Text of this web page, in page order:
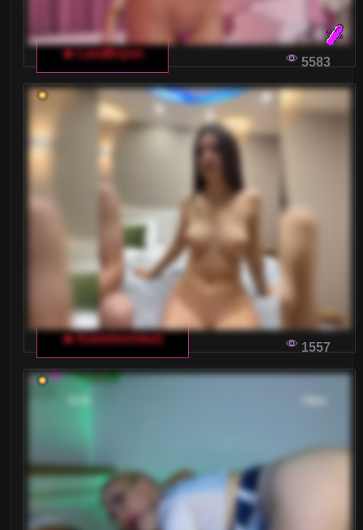
Gwizdy Porno
Kształtne
Laski
Latynoski
Małe piersi
Nastolatki 18+
Ogolone cipki
Owłosione cipki
Palenie
Rude
Sex Grupowy
Stopy Fetysz
Studentki
Umięśnione
🔥 LaraBrynn
5583
🔥 Karishochka1
1557